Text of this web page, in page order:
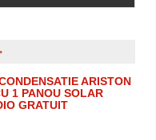
ARISTON
1 PANOU SOLAR
GRATUIT